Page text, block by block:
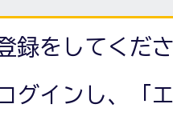
録をしてくだ
グインし、「